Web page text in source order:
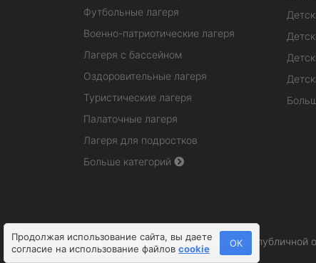
Продолжая использование сайта, вы даете
согласие на использование файлов cookie
ОК
Футбольные лагеря
Военно-патриотические лагеря
Лагеря с бассейном
Оздоровительные лагеря
Туристические лагеря
Палаточные лагеря
Лагеря для подростков
Больше категорий
Информация на сайте не является публичной